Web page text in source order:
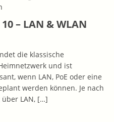
– LAN & WLAN
die klassische
und ist
wenn LAN, PoE oder eine
werden können. Je nach
LAN, […]